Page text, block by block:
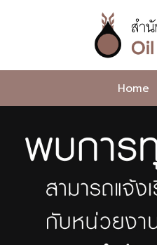
สำนักงาน
กองทุน
น้ำมัน
เชื้อ
เพลิง
Home
Content